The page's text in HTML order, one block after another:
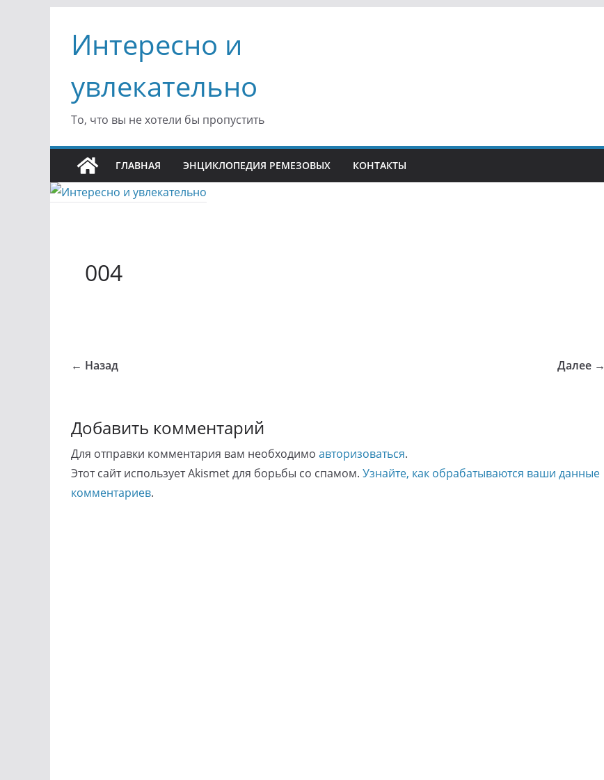
содержимому
Интересно и
увлекательно
То, что вы не хотели бы пропустить
ГЛАВНАЯ ЭНЦИКЛОПЕДИЯ РЕМЕЗОВЫХ КОНТАКТЫ
004
← Назад Далее →
Добавить комментарий
Для отправки комментария вам необходимо авторизоваться.
Этот сайт использует Akismet для борьбы со спамом. Узнайте, как обрабатываются ваши данные
комментариев.